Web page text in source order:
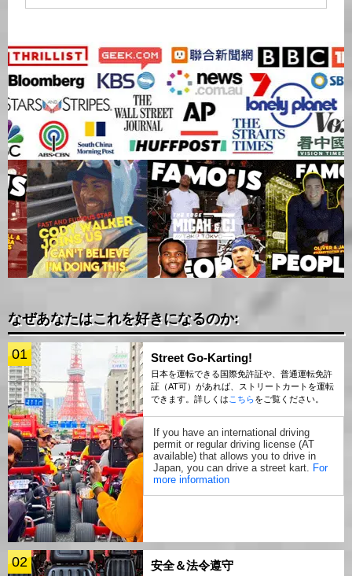
なぜあなたはこれを好きになるのか:
01 Street Go-Karting!
日本を運転できる国際免許証や、普通運転免許
証（AT可）があれば、ストリートカートを運転
できます。詳しくは こちらをご覧ください。
If you have an international driving
permit or regular driving license (AT
available) that allows you to drive in
Japan, you can drive a street kart. For
more information
02 安全＆法令遵守